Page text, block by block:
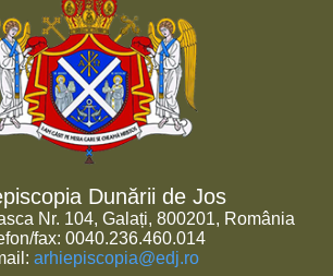
Dunării de Jos
Nr. 104, Galați, 800201, România
fax: 0040.236.460.014
arhiepiscopia@edj.ro